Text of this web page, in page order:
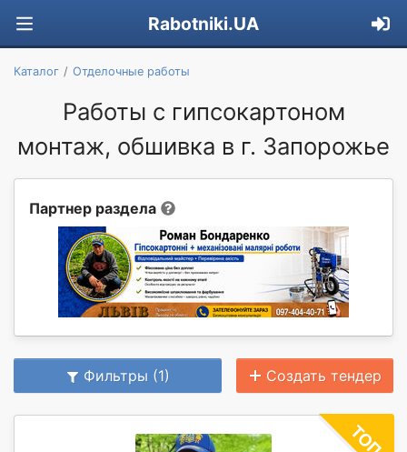
Rabotniki.UA
Каталог Отделочные работы
Работы с гипсокартоном
монтаж, обшивка в г. Запорожье
Партнер раздела
Фильтры (1) Создать тендер